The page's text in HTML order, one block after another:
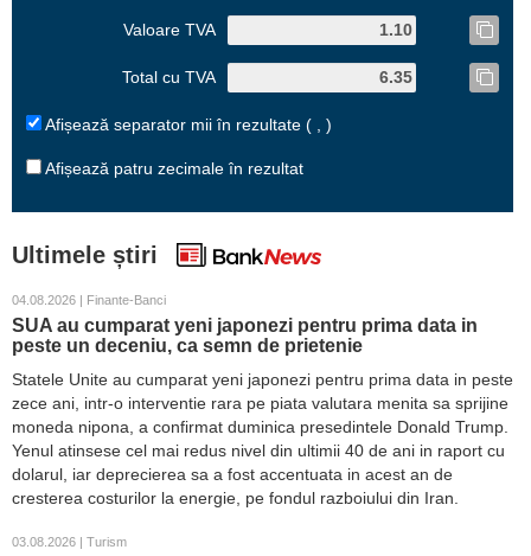
Valoare TVA
Total cu TVA
Afișează separator mii în rezultate ( , )
Afișează patru zecimale în rezultat
Ultimele știri
04.08.2026 | Finante-Banci
SUA au cumparat yeni japonezi pentru prima data in
peste un deceniu, ca semn de prietenie
Statele Unite au cumparat yeni japonezi pentru prima data in peste
zece ani, intr-o interventie rara pe piata valutara menita sa sprijine
moneda nipona, a confirmat duminica presedintele Donald Trump.
Yenul atinsese cel mai redus nivel din ultimii 40 de ani in raport cu
dolarul, iar deprecierea sa a fost accentuata in acest an de
cresterea costurilor la energie, pe fondul razboiului din Iran.
03.08.2026 | Turism